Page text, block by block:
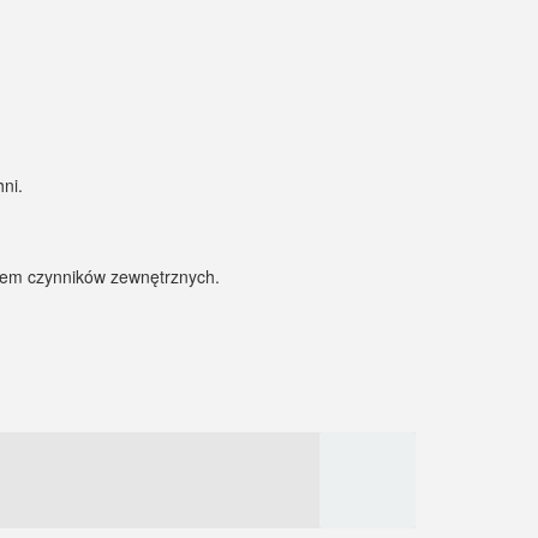
czynników zewnętrznych.